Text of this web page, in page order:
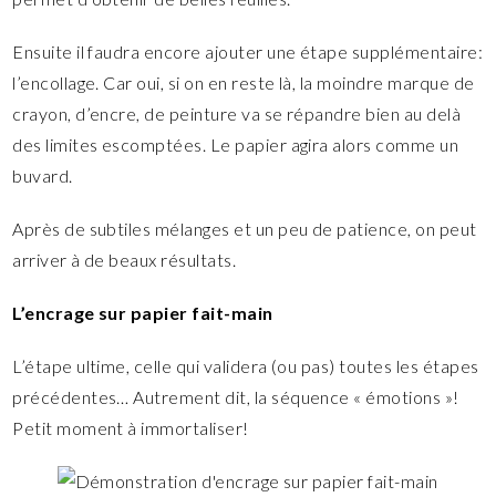
Ensuite il faudra encore ajouter une étape supplémentaire:
l’encollage. Car oui, si on en reste là, la moindre marque de
crayon, d’encre, de peinture va se répandre bien au delà
des limites escomptées. Le papier agira alors comme un
buvard.
Après de subtiles mélanges et un peu de patience, on peut
arriver à de beaux résultats.
L’encrage sur papier fait-main
L’étape ultime, celle qui validera (ou pas) toutes les étapes
précédentes… Autrement dit, la séquence « émotions »!
Petit moment à immortaliser!